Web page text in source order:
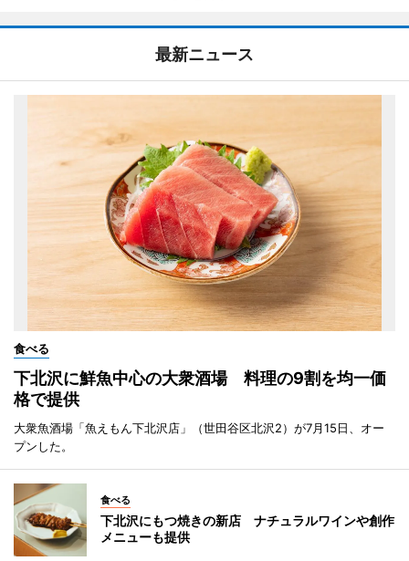
最新ニュース
食べる
下北沢に鮮魚中心の大衆酒場 料理の9割を均一価
格で提供
大衆魚酒場「魚えもん下北沢店」（世田谷区北沢2）が7月15日、オー
プンした。
食べる
下北沢にもつ焼きの新店 ナチュラルワインや創作
メニューも提供